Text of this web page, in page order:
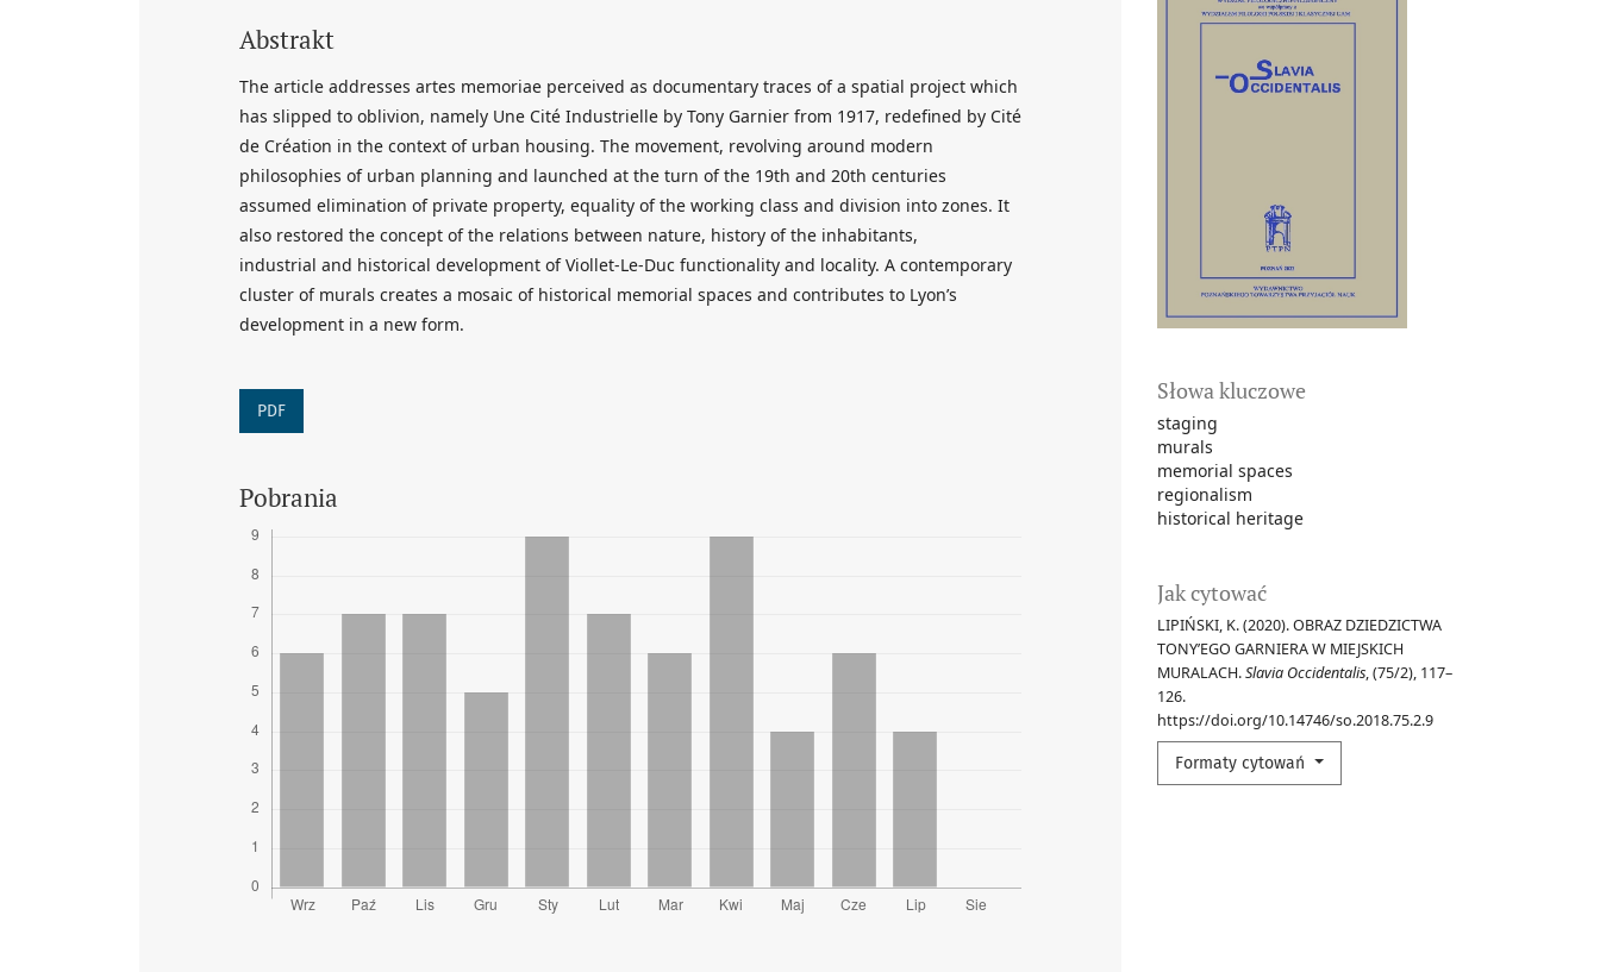
Słowa kluczowe
staging
murals
memorial spaces
regionalism
historical heritage
Jak cytować
LIPIŃSKI, K. (2020). OBRAZ DZIEDZICTWA
TONYʼEGO GARNIERA W MIEJSKICH
MURALACH.Slavia Occidentalis, (75/2), 117–
126.
https://doi.org/10.14746/so.2018.75.2.9
Formaty cytowań
Abstrakt
The article addresses artes memoriae perceived as documentary traces of a spatial project which
has slipped to oblivion, namely Une Cité Industrielle by Tony Garnier from 1917, redefined by Cité
de Création in the context of urban housing. The movement, revolving around modern
philosophies of urban planning and launched at the turn of the 19th and 20th centuries
assumed elimination of private property, equality of the working class and division into zones. It
also restored the concept of the relations between nature, history of the inhabitants,
industrial and historical development of Viollet-Le-Duc functionality and locality. A contemporary
cluster of murals creates a mosaic of historical memorial spaces and contributes to Lyon’s
development in a new form.
PDF
Pobrania